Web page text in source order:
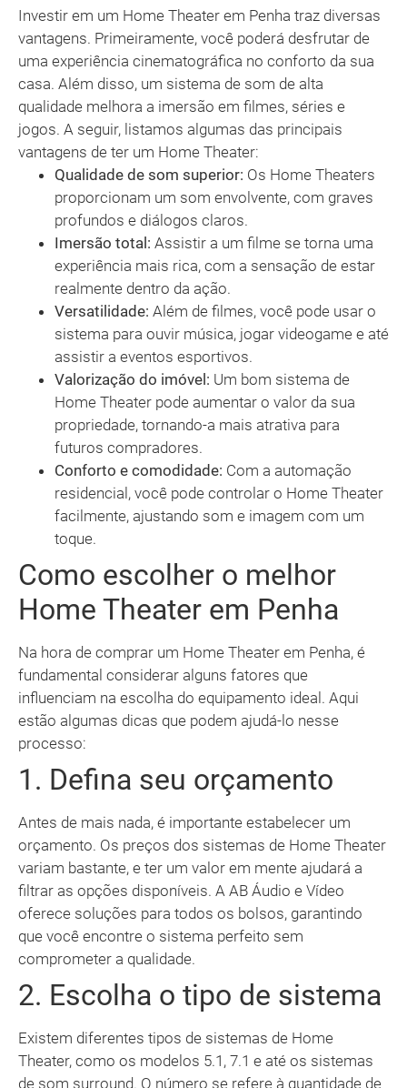
Investir em um Home Theater em Penha traz diversas
vantagens. Primeiramente, você poderá desfrutar de
uma experiência cinematográfica no conforto da sua
casa. Além disso, um sistema de som de alta
qualidade melhora a imersão em filmes, séries e
jogos. A seguir, listamos algumas das principais
vantagens de ter um Home Theater:
Qualidade de som superior: Os Home Theaters
proporcionam um som envolvente, com graves
profundos e diálogos claros.
Imersão total: Assistir a um filme se torna uma
experiência mais rica, com a sensação de estar
realmente dentro da ação.
Versatilidade: Além de filmes, você pode usar o
sistema para ouvir música, jogar videogame e até
assistir a eventos esportivos.
Valorização do imóvel: Um bom sistema de
Home Theater pode aumentar o valor da sua
propriedade, tornando-a mais atrativa para
futuros compradores.
Conforto e comodidade: Com a automação
residencial, você pode controlar o Home Theater
facilmente, ajustando som e imagem com um
toque.
Como escolher o melhor
Home Theater em Penha
Na hora de comprar um Home Theater em Penha, é
fundamental considerar alguns fatores que
influenciam na escolha do equipamento ideal. Aqui
estão algumas dicas que podem ajudá-lo nesse
processo:
1. Defina seu orçamento
Antes de mais nada, é importante estabelecer um
orçamento. Os preços dos sistemas de Home Theater
variam bastante, e ter um valor em mente ajudará a
filtrar as opções disponíveis. A AB Áudio e Vídeo
oferece soluções para todos os bolsos, garantindo
que você encontre o sistema perfeito sem
comprometer a qualidade.
2. Escolha o tipo de sistema
Existem diferentes tipos de sistemas de Home
Theater, como os modelos 5.1, 7.1 e até os sistemas
de som surround. O número se refere à quantidade de